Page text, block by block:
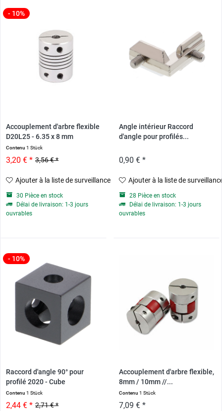
- 10%
Accouplement d'arbre flexible
D20L25 - 6.35 x 8 mm
Contenu1 Stück
3,56 € *
3,20 € *
Ajouter à la liste de surveillance
30 Pièce en stock
Délai de livraison: 1-3 jours
ouvrables
Angle intérieur Raccord
d'angle pour profilés...
0,90 € *
Ajouter à la liste de
28 Pièce en stock
Délai de livraison: 1-3 jours
ouvrables
- 10%
Raccord d'angle 90° pour
profilé 2020 - Cube
Contenu1 Stück
2,71 € *
2,44 € *
Accouplement d'arbre flexible,
8mm / 10mm //...
Contenu 1 Stück
7,09 € *